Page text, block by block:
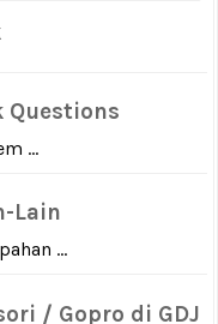
Questions
...
Lain
...
/ Gopro di GDJ